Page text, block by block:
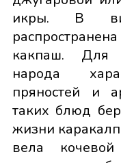
икры. В
какпаш. Для
народа
пряностей и
таких блюд
жизни
вела